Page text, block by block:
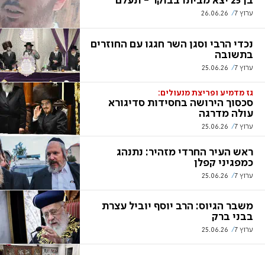
ערוץ 7 26.06.26
נכדי הרבי וסגן השר חגגו עם החוזרים
בתשובה
ערוץ 7 25.06.26
גז מדמיע ופריצת מנעולים:
סכסוך הירושה בחסידות סדיגורא
עולה מדרגה
ערוץ 7 25.06.26
ראש העיר החרדי מזהיר: נתנהג
כמפגיני קפלן
ערוץ 7 25.06.26
משבר הגיוס: הרב יוסף יוביל עצרת
בבני ברק
ערוץ 7 25.06.26